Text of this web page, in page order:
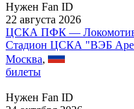
Нужен Fan ID
22 августа 2026
ЦСКА ПФК —
Стадион ЦСКА "ВЭБ
Москва,
билеты
Нужен Fan ID